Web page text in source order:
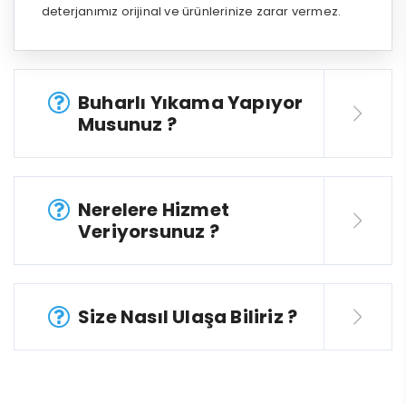
deterjanımız orijinal ve ürünlerinize zarar vermez.
Buharlı Yıkama Yapıyor
Musunuz ?
Nerelere Hizmet
Veriyorsunuz ?
Size Nasıl Ulaşa Biliriz ?